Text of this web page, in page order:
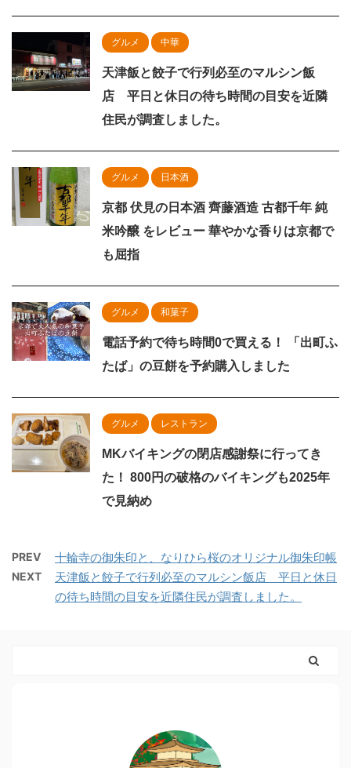
グルメ 中華
天津飯と餃子で行列必至のマルシン飯
店 平日と休日の待ち時間の目安を近隣
住民が調査しました。
グルメ 日本酒
京都 伏見の日本酒 齊藤酒造 古都千年 純
米吟醸 をレビュー 華やかな香りは京都で
も屈指
グルメ 和菓子
電話予約で待ち時間0で買える！ 「出町ふ
たば」の豆餅を予約購入しました
グルメ レストラン
MKバイキングの閉店感謝祭に行ってき
た！ 800円の破格のバイキングも2025年
で見納め
PREV 十輪寺の御朱印と、なりひら桜のオリジナル御朱印帳
NEXT
天津飯と餃子で行列必至のマルシン飯店 平日と休日
の待ち時間の目安を近隣住民が調査しました。